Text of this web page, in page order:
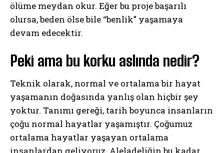
ölüme meydan okur. Eğer bu proje başarılı
olursa, beden ölse bile “benlik” yaşamaya
devam edecektir.
Peki ama bu korku aslında nedir?
Teknik olarak, normal ve ortalama bir hayat
yaşamanın doğasında yanlış olan hiçbir şey
yoktur. Tanımı gereği, tarih boyunca insanların
çoğu normal hayatlar yaşamıştır. Çoğumuz
ortalama hayatlar yaşayan ortalama
insanlardan geliyoruz. Aleladeliğin bu kadar